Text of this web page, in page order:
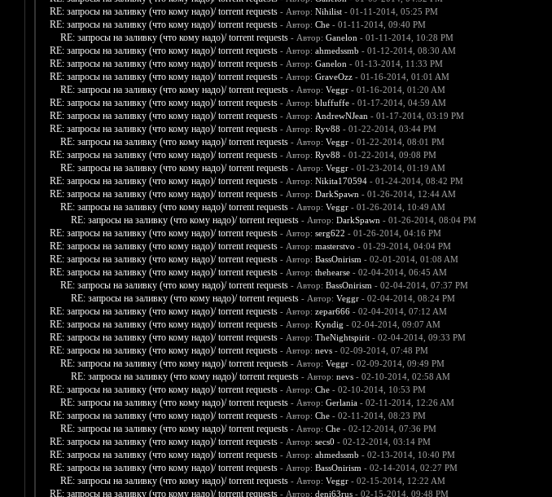
RE: запросы на заливку (что кому надо)/ torrent requests - Автор: Nihilist- 01-11-2014, 05:25 PM
RE: запросы на заливку (что кому надо)/ torrent requests - Автор: Che- 01-11-2014, 09:40 PM
RE: запросы на заливку (что кому надо)/ torrent requests - Автор: Ganelon - 01-11-2014, 10:28 PM
RE: запросы на заливку (что кому надо)/ torrent requests - Автор: ahmedssmb - 01-12-2014, 08:30 AM
RE: запросы на заливку (что кому надо)/ torrent requests - Автор: Ganelon - 01-13-2014, 11:33 PM
RE: запросы на заливку (что кому надо)/ torrent requests - Автор: GraveOzz- 01-16-2014, 01:01 AM
RE: запросы на заливку (что кому надо)/ torrent requests - Автор: Veggr- 01-16-2014, 01:20 AM
RE: запросы на заливку (что кому надо)/ torrent requests - Автор: bluffuffe- 01-17-2014, 04:59 AM
RE: запросы на заливку (что кому надо)/ torrent requests - Автор: AndrewNJean - 01-17-2014, 03:19 PM
RE: запросы на заливку (что кому надо)/ torrent requests - Автор: Ryv88 - 01-22-2014, 03:44 PM
RE: запросы на заливку (что кому надо)/ torrent requests - Автор: Veggr- 01-22-2014, 08:01 PM
RE: запросы на заливку (что кому надо)/ torrent requests - Автор: Ryv88 - 01-22-2014, 09:08 PM
RE: запросы на заливку (что кому надо)/ torrent requests - Автор: Veggr- 01-23-2014, 01:19 AM
RE: запросы на заливку (что кому надо)/ torrent requests - Автор: Nikita170594- 01-24-2014, 08:42 PM
RE: запросы на заливку (что кому надо)/ torrent requests - Автор: DarkSpawn - 01-26-2014, 12:44 AM
RE: запросы на заливку (что кому надо)/ torrent requests - Автор: Veggr- 01-26-2014, 10:49 AM
RE: запросы на заливку (что кому надо)/ torrent requests - Автор: DarkSpawn - 01-26-2014, 08:04 PM
RE: запросы на заливку (что кому надо)/ torrent requests - Автор: serg622 - 01-26-2014, 04:16 PM
RE: запросы на заливку (что кому надо)/ torrent requests - Автор: masterstvo - 01-29-2014, 04:04 PM
RE: запросы на заливку (что кому надо)/ torrent requests - Автор: BassOnirism - 02-01-2014, 01:08 AM
RE: запросы на заливку (что кому надо)/ torrent requests - Автор: thehearse- 02-04-2014, 06:45 AM
RE: запросы на заливку (что кому надо)/ torrent requests - Автор: BassOnirism - 02-04-2014, 07:37 PM
RE: запросы на заливку (что кому надо)/ torrent requests - Автор: Veggr- 02-04-2014, 08:24 PM
RE: запросы на заливку (что кому надо)/ torrent requests - Автор: zepar666- 02-04-2014, 07:12 AM
RE: запросы на заливку (что кому надо)/ torrent requests - Автор: Kyndig - 02-04-2014, 09:07 AM
RE: запросы на заливку (что кому надо)/ torrent requests - Автор: TheNightspirit- 02-04-2014, 09:33 PM
RE: запросы на заливку (что кому надо)/ torrent requests - Автор: nevs- 02-09-2014, 07:48 PM
RE: запросы на заливку (что кому надо)/ torrent requests - Автор: Veggr- 02-09-2014, 09:49 PM
RE: запросы на заливку (что кому надо)/ torrent requests - Автор: nevs- 02-10-2014, 02:58 AM
RE: запросы на заливку (что кому надо)/ torrent requests - Автор: Che- 02-10-2014, 10:53 PM
RE: запросы на заливку (что кому надо)/ torrent requests - Автор: Gerlania- 02-11-2014, 12:26 AM
RE: запросы на заливку (что кому надо)/ torrent requests - Автор: Che- 02-11-2014, 08:23 PM
RE: запросы на заливку (что кому надо)/ torrent requests - Автор: Che- 02-12-2014, 07:36 PM
RE: запросы на заливку (что кому надо)/ torrent requests - Автор: secs0 - 02-12-2014, 03:14 PM
RE: запросы на заливку (что кому надо)/ torrent requests - Автор: ahmedssmb - 02-13-2014, 10:40 PM
RE: запросы на заливку (что кому надо)/ torrent requests - Автор: BassOnirism - 02-14-2014, 02:27 PM
RE: запросы на заливку (что кому надо)/ torrent requests - Автор: Veggr- 02-15-2014, 12:22 AM
RE: запросы на заливку (что кому надо)/ torrent requests - Автор: deni63rus- 02-15-2014, 09:48 PM